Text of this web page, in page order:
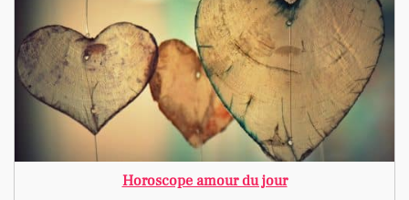
Horoscope amour du jour